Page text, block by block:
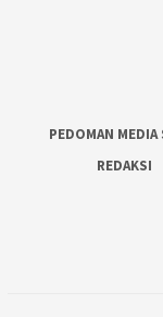
PEDOMAN MEDIA
REDAKSI